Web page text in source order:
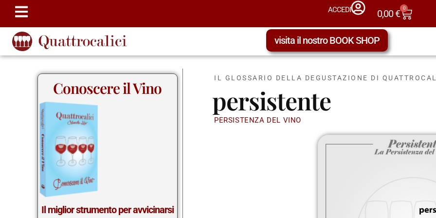
ACCEDI 0,00€ 0
visita il nostro BOOK SHOP
Conoscere il Vino
Il miglior strumento per avvicinarsi
IL GLOSSARIO DELLA DEGUSTAZIONE DI
persistente
PERSISTENZA DEL VINO